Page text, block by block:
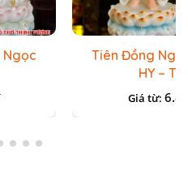
Ngọc
Tiên Đồng
HY –
Giá từ: